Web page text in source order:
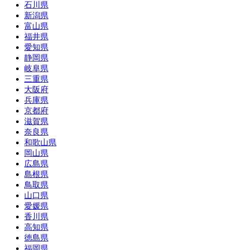
石川県
新潟県
富山県
福井県
愛知県
静岡県
岐阜県
三重県
大阪府
兵庫県
京都府
滋賀県
奈良県
和歌山県
岡山県
広島県
島根県
鳥取県
山口県
愛媛県
香川県
高知県
徳島県